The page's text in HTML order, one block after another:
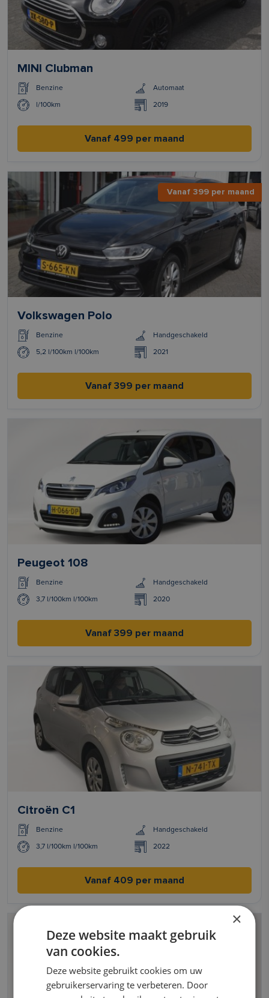
MINI Clubman
Benzine Automaat
l/100km 2019
Vanaf 499 per maand
Vanaf 399 per maand
Volkswagen Polo
Benzine Handgeschakeld
5,2 l/100km l/100km 2021
Vanaf 399 per maand
Peugeot 108
Benzine Handgeschakeld
3,7 l/100km l/100km 2020
Vanaf 399 per maand
Citroën C1
Benzine Handgeschakeld
3,7 l/100km l/100km 2022
Vanaf 409 per maand
×
Deze website maakt gebruik
van cookies.
Deze website gebruikt cookies om uw
gebruikerservaring te verbeteren. Door